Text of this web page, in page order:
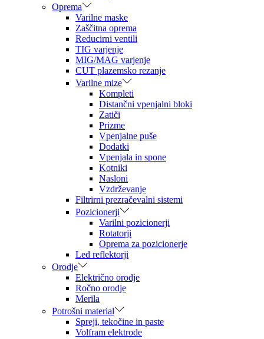
Oprema
Varilne maske
Zaščitna oprema
Reducirni ventili
TIG varjenje
MIG/MAG varjenje
CUT plazemsko rezanje
Varilne mize
Kompleti
Distančni vpenjalni bloki
Zatiči
Prizme
Vpenjalne puše
Dodatki
Vpenjala in spone
Kotniki
Nasloni
Vzdrževanje
Filtrirni prezračevalni sistemi
Pozicionerji
Varilni pozicionerji
Rotatorji
Oprema za pozicionerje
Led reflektorji
Orodje
Električno orodje
Ročno orodje
Merila
Potrošni material
Spreji, tekočine in paste
Volfram elektrode